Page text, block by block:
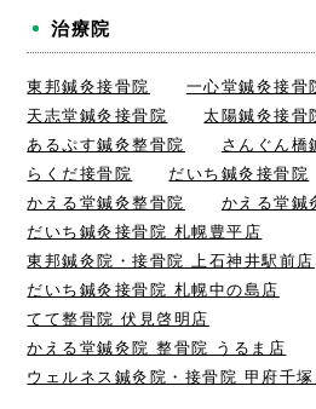
治療院
東邦鍼灸接骨院
一心堂鍼灸接骨
天志堂鍼灸接骨院
太陽鍼灸接骨
あるぷす鍼灸整骨院
さんぐん橋
らくだ接骨院
だいち鍼灸接骨院
かえる堂鍼灸整骨院
かえる堂鍼
だいち鍼灸接骨院 札幌豊平店
東邦鍼灸院・接骨院 上石神井駅前店
だいち鍼灸接骨院 札幌中の島店
てて整骨院 伏見啓明店
かえる堂鍼灸院 整骨院 うるま店
ウェルネス鍼灸院・接骨院 甲府千塚